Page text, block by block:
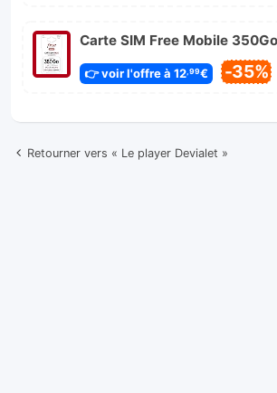
Carte SIM Free Mobile
👉 voir l'offre à 12,99€ -35%
Retourner vers « Le player Devialet »